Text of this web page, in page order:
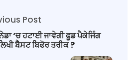
Post
‘ਚ ਹਟਾਈ ਜਾਵੇਗੀ ਫੂਡ ਪੈਕੇਜਿੰਗ
ਬੈਸਟ ਬਿਫੋਰ ਤਰੀਕ ?